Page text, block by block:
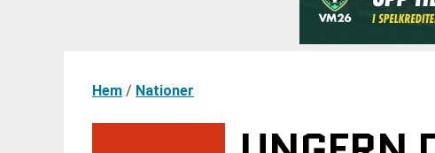
Hem / Nationer